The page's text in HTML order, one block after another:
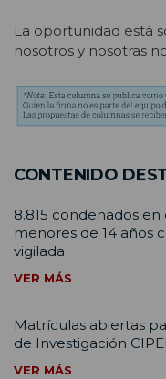
La oportunidad está
nosotros y nosotras
CONTENIDO
8.815 condenados
menores de 14 años
vigilada
VER MÁS
Matrículas abiertas
de Investigación
VER MÁS